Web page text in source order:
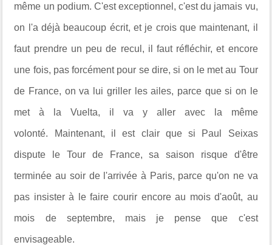
même un podium. C'est exceptionnel, c'est du jamais vu,
on l'a déjà beaucoup écrit, et je crois que maintenant, il
faut prendre un peu de recul, il faut réfléchir, et encore
une fois, pas forcément pour se dire, si on le met au Tour
de France, on va lui griller les ailes, parce que si on le
met à la Vuelta, il va y aller avec la même
volonté. Maintenant, il est clair que si Paul Seixas
dispute le Tour de France, sa saison risque d'être
terminée au soir de l'arrivée à Paris, parce qu'on ne va
pas insister à le faire courir encore au mois d'août, au
mois de septembre, mais je pense que c'est
envisageable.